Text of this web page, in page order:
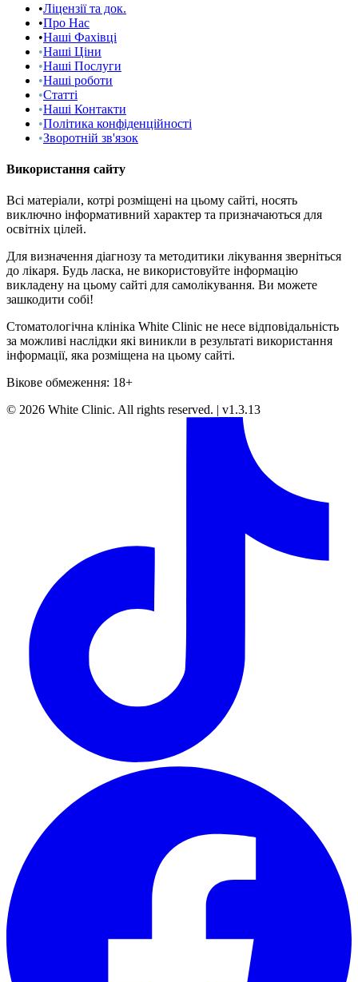
•Ліцензії та док.
•Про Нас
•Наші Фахівці
•Наші Ціни
•Наші Послуги
•Наші роботи
•Статті
•Наші Контакти
•Політика конфіденційності
•Зворотній зв'язок
Використання сайту
Всі матеріали, котрі розміщені на цьому сайті, носять
виключно інформативний характер та призначаються для
освітніх цілей.
Для визначення діагнозу та методитики лікування зверніться
до лікаря. Будь ласка, не використовуйте інформацію
викладену на цьому сайті для самолікування. Ви можете
зашкодити собі!
Стоматологічна клініка White Clinic не несе відповідальність
за можливі наслідки які виникли в результаті використання
інформації, яка розміщена на цьому сайті.
Вікове обмеження: 18+
© 2026 White Clinic. All rights reserved. | v1.3.13